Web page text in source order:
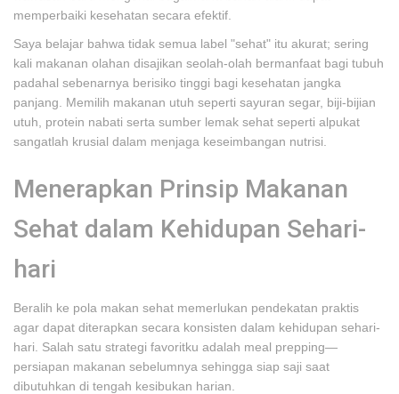
memperbaiki kesehatan secara efektif.
Saya belajar bahwa tidak semua label "sehat" itu akurat; sering
kali makanan olahan disajikan seolah-olah bermanfaat bagi tubuh
padahal sebenarnya berisiko tinggi bagi kesehatan jangka
panjang. Memilih makanan utuh seperti sayuran segar, biji-bijian
utuh, protein nabati serta sumber lemak sehat seperti alpukat
sangatlah krusial dalam menjaga keseimbangan nutrisi.
Menerapkan Prinsip Makanan
Sehat dalam Kehidupan Sehari-
hari
Beralih ke pola makan sehat memerlukan pendekatan praktis
agar dapat diterapkan secara konsisten dalam kehidupan sehari-
hari. Salah satu strategi favoritku adalah meal prepping—
persiapan makanan sebelumnya sehingga siap saji saat
dibutuhkan di tengah kesibukan harian.